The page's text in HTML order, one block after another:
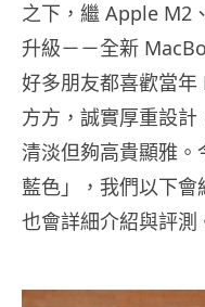
之下，繼 Apple M2
升級－－全新
好多朋友都喜歡當
方方，誠實厚重設計
清淡但夠高貴顯雅
藍色」，我們以下
也會詳細介紹與評測